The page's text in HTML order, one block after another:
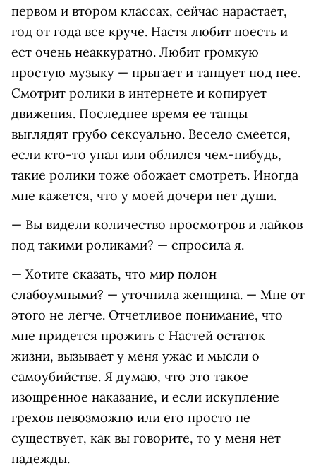
первом и втором классах, сейчас нарастает,
год от года все круче. Настя любит поесть и
ест очень неаккуратно. Любит громкую
простую музыку — прыгает и танцует под нее.
Смотрит ролики в интернете и копирует
движения. Последнее время ее танцы
выглядят грубо сексуально. Весело смеется,
если кто-то упал или облился чем-нибудь,
такие ролики тоже обожает смотреть. Иногда
мне кажется, что у моей дочери нет души.
— Вы видели количество просмотров и лайков
под такими роликами? — спросила я.
— Хотите сказать, что мир полон
слабоумными? — уточнила женщина. — Мне от
этого не легче. Отчетливое понимание, что
мне придется прожить с Настей остаток
жизни, вызывает у меня ужас и мысли о
самоубийстве. Я думаю, что это такое
изощренное наказание, и если искупление
грехов невозможно или его просто не
существует, как вы говорите, то у меня нет
надежды.